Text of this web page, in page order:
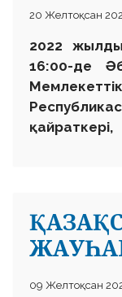
20 Желтоқсан
2022
16:00-де
қайраткері,
09 Желтоқсан